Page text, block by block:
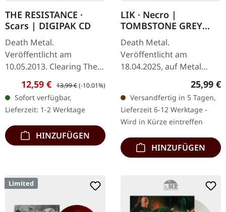
THE RESISTANCE ·
Scars | DIGIPAK CD
Death Metal.
Veröffentlicht am
10.05.2013. Clearing The
Slate 2:15 Your Demise
3:22 To The Earth 1:27
Expand Or Expire 3:05
Imperfected 3:51 I Bend
3…
Verkaufspreis:
12,59 € Regulärer Preis:
13,99 €(-10.01%)
Sofort verfügbar,
Lieferzeit: 1-2 Werktage
HINZUFÜGEN
LIK · Necro |
TOMBSTONE GREY
MARBLED LP
Death Metal.
Veröffentlicht am
18.04.2025, auf Metal
Blade Records. Gräulich
marmoriertes "Grabstein"
Vinyl. LIK – Die Meister
des modernen…
25,99 €
Versandfertig in 5 Tagen,
Lieferzeit 6-12 Werktage -
Wird in Kürze eintreffen
HINZUFÜGEN
Limited